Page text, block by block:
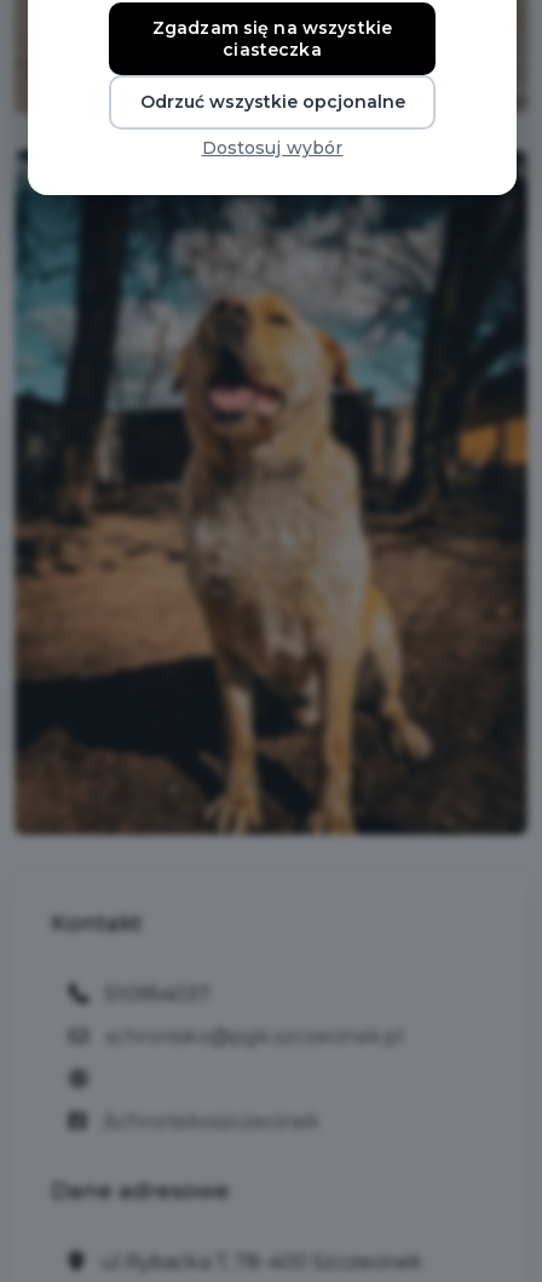
Kontakt
Dane adresowe
ul.Rybacka 7, 78-400 Szczecinek
Zgadzam się na wszystkie
ciasteczka
Odrzuć wszystkie opcjonalne
Dostosuj wybór